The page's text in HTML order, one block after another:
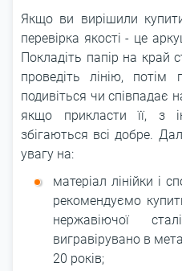
Якщо ви вирішили
перевірка якості - це
Покладіть папір на край
проведіть лінію, потім
подивіться чи співпадає
якщо прикласти її, з
збігаються всі добре.
увагу на:
матеріал лінійки і
рекомендуємо
нержавіючої
вигравірувано в
20 років;